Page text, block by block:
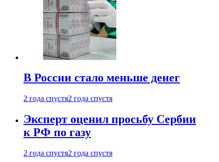
В России стало меньше денег
2 года спустя2 года спустя
Эксперт оценил просьбу Сербии
к РФ по газу
2 года спустя2 года спустя